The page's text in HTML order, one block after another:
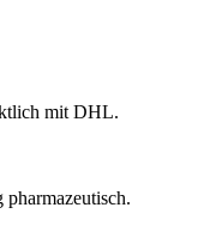
mit DHL.
pharmazeutisch.